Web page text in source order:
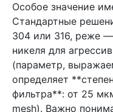
Особое значение
Стандартные
304 или 316, реже
никеля для
(параметр,
определяет
фильтра**: от 25
mesh). Важно